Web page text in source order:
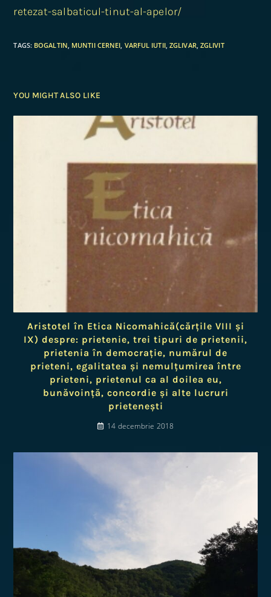
retezat-salbaticul-tinut-al-apelor/
TAGS: BOGALTIN MUNTII CERNEI VARFUL IUTII, ZGLIVAR, ZGLIVIT
YOU MIGHT ALSO LIKE
Aristotel în Etica Nicomahică(cărțile VIII și
IX) despre: prietenie, trei tipuri de prietenii,
prietenia în democrație, numărul de
prieteni, egalitatea și nemulțumirea între
prieteni, prietenul ca al doilea eu,
bunăvoință, concordie și alte lucruri
prietenești
14 decembrie 2018